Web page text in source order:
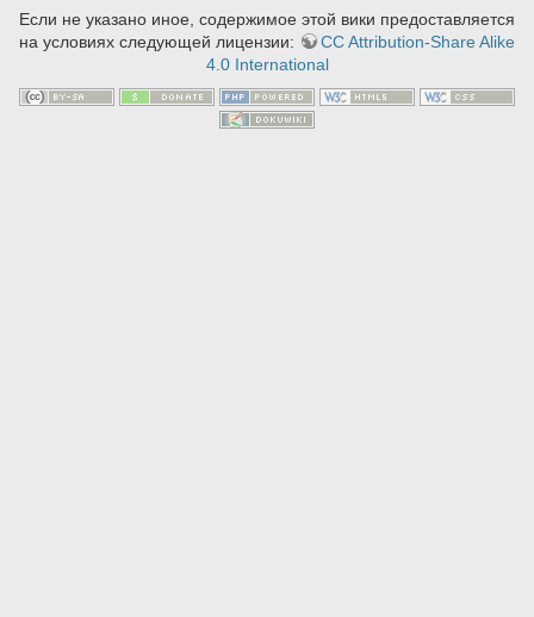
Если не указано иное, содержимое этой вики предоставляется
на условиях следующей лицензии:
CC Attribution-Share Alike
4.0 International